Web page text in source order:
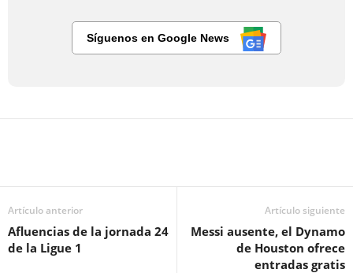
Síguenos en Google News
Artículo anterior
Afluencias de la jornada 24
de la Ligue 1
Artículo siguiente
Messi ausente, el Dynamo
de Houston ofrece
entradas gratis